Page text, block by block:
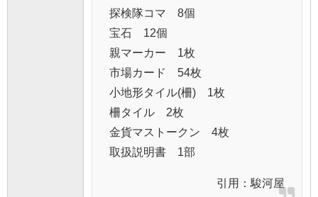
探検隊コマ 8個
宝石 12個
親マーカー 1枚
市場カード 54枚
小地形タイル(柵) 1枚
柵タイル 2枚
金貨マストークン 4枚
取扱説明書 1部
引用： 駿河屋